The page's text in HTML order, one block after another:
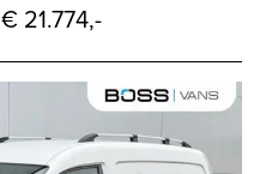
€ 21.774,-